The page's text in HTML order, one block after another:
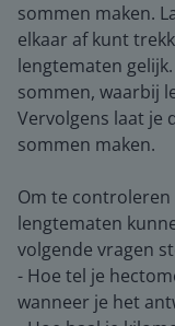
sommen maken.
elkaar af kunt
lengtematen
sommen, waarbij
Vervolgens laat je
sommen maken.
Om te
lengtematen
volgende vragen
- Hoe tel je
wanneer je het